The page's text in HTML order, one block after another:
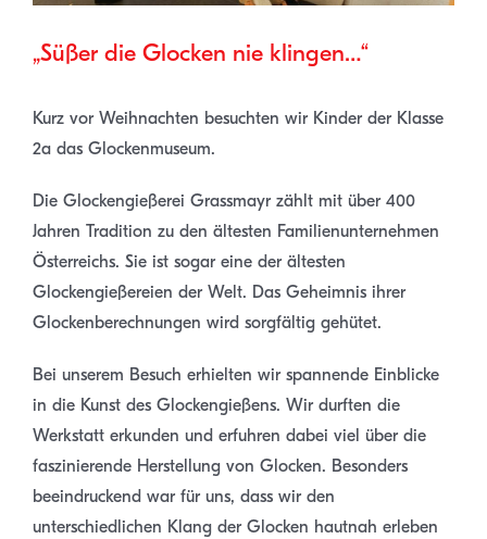
„Süßer die Glocken nie klingen…“
Kurz vor Weihnachten besuchten wir Kinder der Klasse
2a das Glockenmuseum.
Die Glockengießerei Grassmayr zählt mit über 400
Jahren Tradition zu den ältesten Familienunternehmen
Österreichs. Sie ist sogar eine der ältesten
Glockengießereien der Welt. Das Geheimnis ihrer
Glockenberechnungen wird sorgfältig gehütet.
Bei unserem Besuch erhielten wir spannende Einblicke
in die Kunst des Glockengießens. Wir durften die
Werkstatt erkunden und erfuhren dabei viel über die
faszinierende Herstellung von Glocken. Besonders
beeindruckend war für uns, dass wir den
unterschiedlichen Klang der Glocken hautnah erleben